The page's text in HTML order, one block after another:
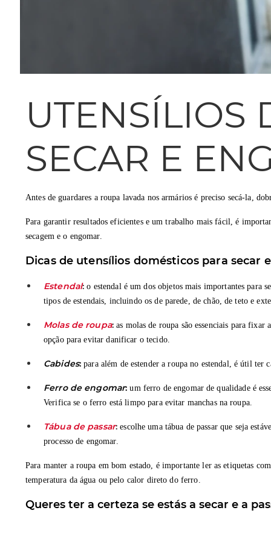
UTENSÍLIOS
SECAR E
Antes de guardares a roupa lavada nos armários é preciso secá-la,
Para garantir resultados eficientes e um trabalho mais fácil, é
secagem e o engomar.
Dicas de utensílios domésticos para secar
Estendal: o estendal é um dos objetos mais importantes para
tipos de estendais, incluindo os de parede, de chão, de teto e
Molas de roupa: as molas de roupa são essenciais para
opção para evitar danificar o tecido.
Cabides: para além de estender a roupa no estendal, é útil ter
Ferro de engomar: um ferro de engomar de qualidade é
Verifica se o ferro está limpo para evitar manchas na roupa.
Tábua de passar: escolhe uma tábua de passar que seja
processo de engomar.
Para manter a roupa em bom estado, é importante ler as etiquetas
temperatura da água ou pelo calor direto do ferro.
Queres ter a certeza se estás a secar e a